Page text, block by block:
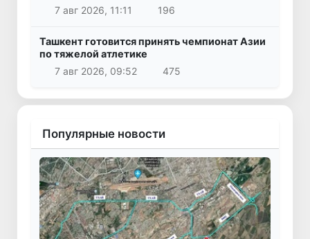
7 авг 2026, 11:11
196
Ташкент готовится принять чемпионат Азии
по тяжелой атлетике
7 авг 2026, 09:52
475
Популярные новости